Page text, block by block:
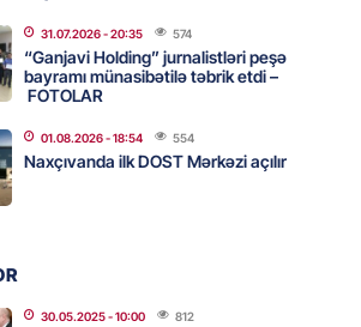
- 16:45
MÜTLƏQ OXUYUN!
- 16:30
rayon təşkilatında
“91-lər” və partiya
31.07.2026- 20:35 574
“Ganjavi Holding” jurnalistləri peşə
bayramı münasibətilə təbrik etdi –
FOTOLAR
01.08.2026- 18:54 554
Naxçıvanda ilk DOST Mərkəzi açılır
30.05.2025- 10:00 812